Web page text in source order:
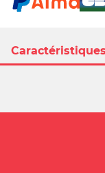
Caractéristiques